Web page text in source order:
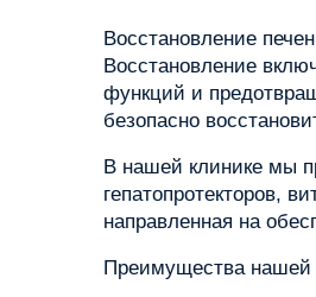
Восстановление
Восстановление
функций и
безопасно
В нашей клинике мы
гепатопротекторов,
направленная на
Преимущества нашей